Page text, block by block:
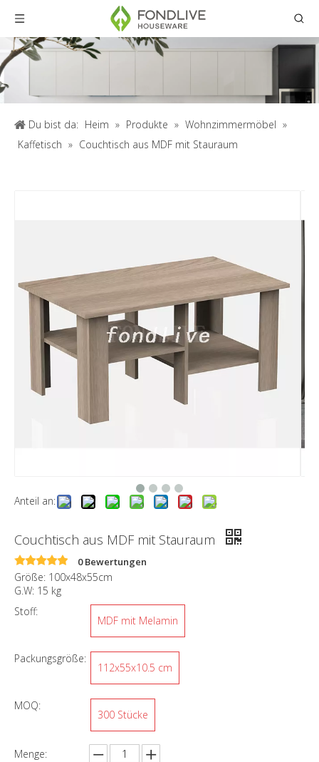
Du bist da: Heim » Produkte » Wohnzimmermöbel »
Kaffetisch » Couchtisch aus MDF mit Stauraum
Anteil an:
Couchtisch aus MDF mit Stauraum
0 Bewertungen
Größe: 100x48x55cm
G.W: 15 kg
Stoff:
MDF mit Melamin
Packungsgröße:
112x55x10.5 cm
MOQ:
300 Stücke
Menge: